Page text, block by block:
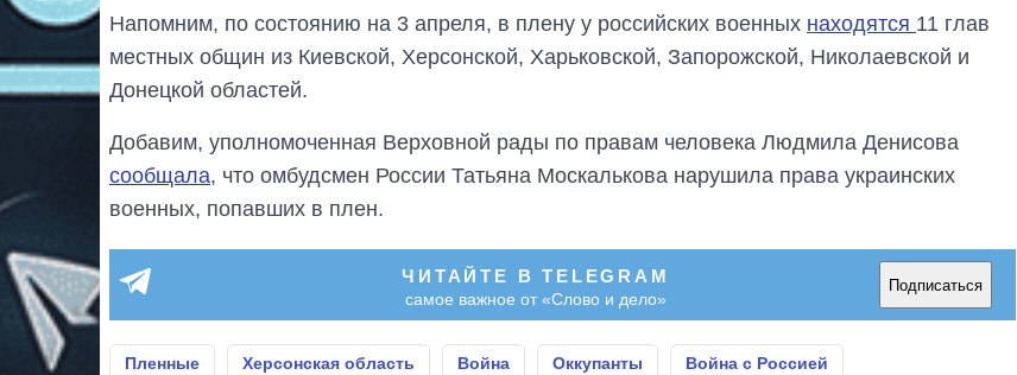
Напомним, по состоянию на 3 апреля, в плену у российских военных находятся 11 глав
местных общин из Киевской, Херсонской, Харьковской, Запорожской, Николаевской и
Донецкой областей.
Добавим, уполномоченная Верховной рады по правам человека Людмила Денисова
сообщала, что омбудсмен России Татьяна Москалькова нарушила права украинских
военных, попавших в плен.
ЧИТАЙТЕ В TELEGRAM
самое важное от «Слово и дело»
Подписаться
Пленные Херсонская область Война Оккупанты Война с Россией
количество
поступающих в
бакалавриат,
магистратуру и
аспирантуру